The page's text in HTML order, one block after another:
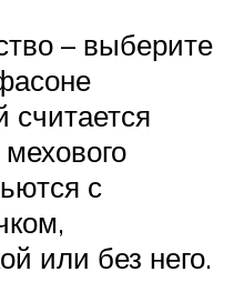
– выберите
считается
с
или без него.